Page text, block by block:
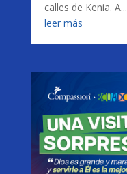
calles de Kenia. A...
leer más